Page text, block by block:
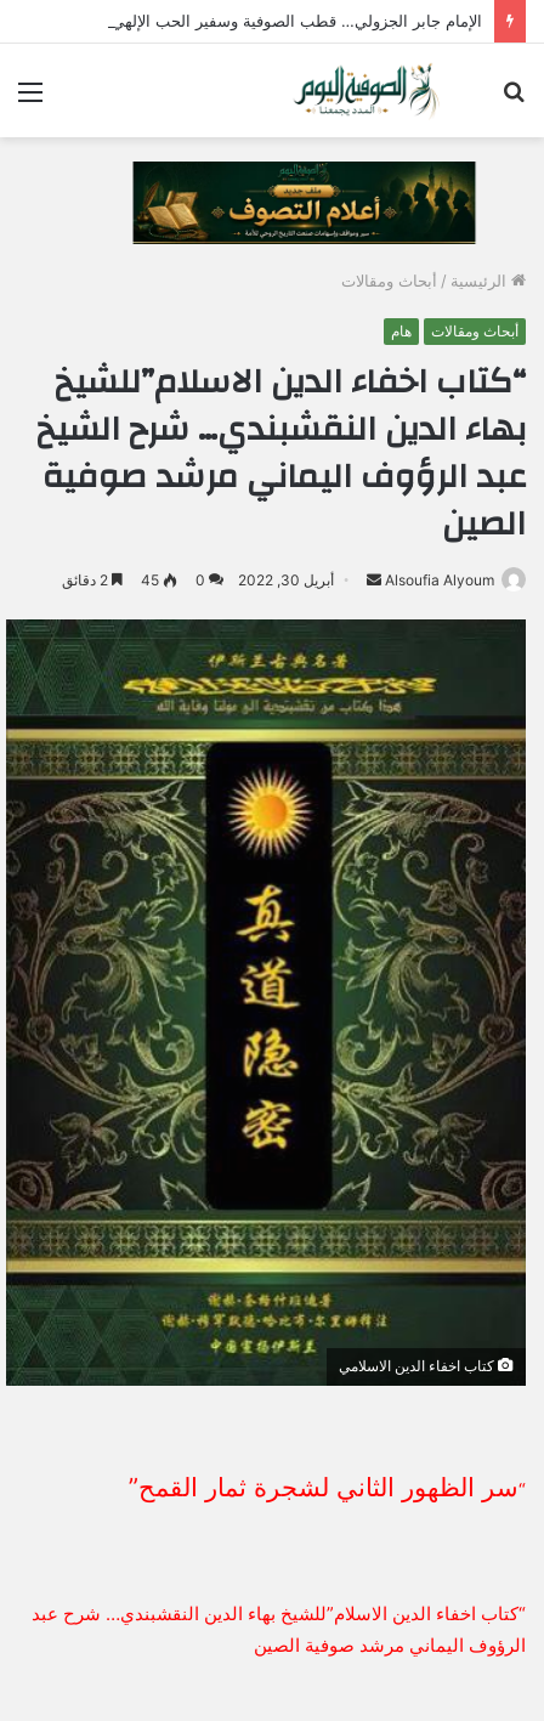
الإمام جابر الجزولي… قطب الصوفية وسفير الحب الإلهي في مصر
الرئيسية / أبحاث ومقالات
أبحاث ومقالات هام
“كتاب اخفاء الدين الاسلام”للشيخ
بهاء الدين النقشبندي… شرح الشيخ
عبد الرؤوف اليماني مرشد صوفية
الصين
Alsoufia Alyoum
ل
ب
ر
ي
د
ا
إ
ل
ك
ر
و
ن
ي
ا
أبريل 30, 2022 0
45
كتاب اخفاء الدين الاسلامي
“سر الظهور الثاني لشجرة ثمار القمح”
“كتاب اخفاء الدين الاسلام”للشيخ بهاء الدين النقشبندي… شرح عبد
الرؤوف اليماني مرشد صوفية الصين